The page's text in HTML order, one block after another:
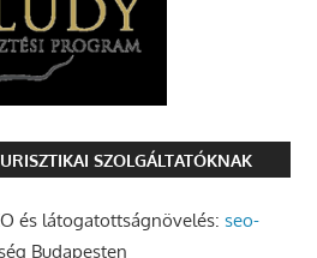
SZOLGÁLTATÓKNAK
és látogatottságnövelés: seo-
Budapesten